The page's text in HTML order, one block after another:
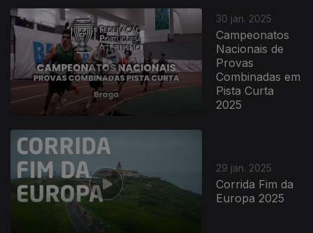
30 jan. 2025
Campeonatos
Nacionais de
Provas
Combinadas em
Pista Curta
2025
29 jan. 2025
Corrida Fim da
Europa 2025